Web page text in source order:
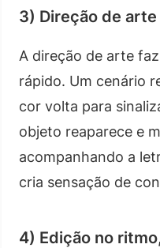
3) Direção de
A direção de arte
rápido. Um cenário
cor volta para
objeto reaparece e
acompanhando a
cria sensação de
4) Edição no